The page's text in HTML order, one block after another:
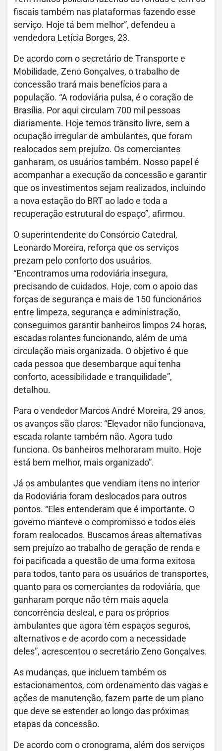
fiscais também nas plataformas fazendo esse
serviço. Hoje tá bem melhor”, defendeu a
vendedora Letícia Borges, 23.
De acordo com o secretário de Transporte e
Mobilidade, Zeno Gonçalves, o trabalho de
concessão trará mais benefícios para a
população. “A rodoviária pulsa, é o coração de
Brasília. Por aqui circulam 700 mil pessoas
diariamente. Hoje temos trânsito livre, sem a
ocupação irregular de ambulantes, que foram
realocados sem prejuízo. Os comerciantes
ganharam, os usuários também. Nosso papel é
acompanhar a execução da concessão e garantir
que os investimentos sejam realizados, incluindo
a nova estação do BRT ao lado e toda a
recuperação estrutural do espaço”, afirmou.
O superintendente do Consórcio Catedral,
Leonardo Moreira, reforça que os serviços
prezam pelo conforto dos usuários.
“Encontramos uma rodoviária insegura,
precisando de cuidados. Hoje, com o apoio das
forças de segurança e mais de 150 funcionários
entre limpeza, segurança e administração,
conseguimos garantir banheiros limpos 24 horas,
escadas rolantes funcionando, além de uma
circulação mais organizada. O objetivo é que
cada pessoa que desembarque aqui tenha
conforto, acessibilidade e tranquilidade”,
detalhou.
Para o vendedor Marcos André Moreira, 29 anos,
os avanços são claros: “Elevador não funcionava,
escada rolante também não. Agora tudo
funciona. Os banheiros melhoraram muito. Hoje
está bem melhor, mais organizado”.
Já os ambulantes que vendiam itens no interior
da Rodoviária foram deslocados para outros
pontos. “Eles entenderam que é importante. O
governo manteve o compromisso e todos eles
foram realocados. Buscamos áreas alternativas
sem prejuízo ao trabalho de geração de renda e
foi pacificada a questão de uma forma exitosa
para todos, tanto para os usuários de transportes,
quanto para os comerciantes da rodoviária, que
ganharam porque não têm mais aquela
concorrência desleal, e para os próprios
ambulantes que agora têm espaços seguros,
alternativos e de acordo com a necessidade
deles”, acrescentou o secretário Zeno Gonçalves.
As mudanças, que incluem também os
estacionamentos, com ordenamento das vagas e
ações de manutenção, fazem parte de um plano
que deve se estender ao longo das próximas
etapas da concessão.
De acordo com o cronograma, além dos serviços